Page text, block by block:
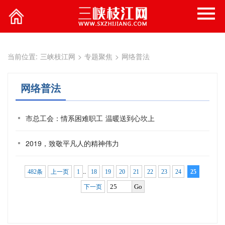
当前位置: 三峡枝江网 > 专题聚焦 > 网络普法
网络普法
市总工会：情系困难职工 温暖送到心坎上
2019，致敬平凡人的精神伟力
482条 上一页 1 .. 18 19 20 21 22 23 24 25
下一页 Go